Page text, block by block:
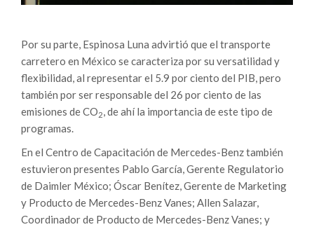
Por su parte, Espinosa Luna advirtió que el transporte
carretero en México se caracteriza por su versatilidad y
flexibilidad, al representar el 5.9 por ciento del PIB, pero
también por ser responsable del 26 por ciento de las
emisiones de CO2, de ahí la importancia de este tipo de
programas.
En el Centro de Capacitación de Mercedes-Benz también
estuvieron presentes Pablo García, Gerente Regulatorio
de Daimler México; Óscar Benítez, Gerente de Marketing
y Producto de Mercedes-Benz Vanes; Allen Salazar,
Coordinador de Producto de Mercedes-Benz Vanes; y